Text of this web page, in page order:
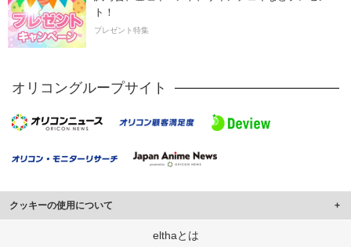
ト！
プレゼント特集
オリコングループサイト
クッキーの使用について
このサイトでは Cookie を使用して、ユーザーに合わせたコンテンツや広告の
elthaとは